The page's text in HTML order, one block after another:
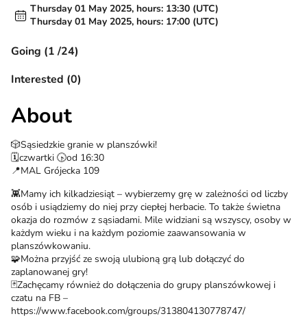
Thursday 01 May 2025, hours: 13:30 (UTC)
Thursday 01 May 2025, hours: 17:00 (UTC)
Going (1 /24)
Interested (0)
About
🎲Sąsiedzkie granie w planszówki!
🗓czwartki 🕟od 16:30
📍MAL Grójecka 109
👾Mamy ich kilkadziesiąt – wybierzemy grę w zależności od liczby
osób i usiądziemy do niej przy ciepłej herbacie. To także świetna
okazja do rozmów z sąsiadami. Mile widziani są wszyscy, osoby w
każdym wieku i na każdym poziomie zaawansowania w
planszówkowaniu.
🧩Można przyjść ze swoją ulubioną grą lub dołączyć do
zaplanowanej gry!
🃏Zachęcamy również do dołączenia do grupy planszówkowej i
czatu na FB –
https://www.facebook.com/groups/313804130778747/